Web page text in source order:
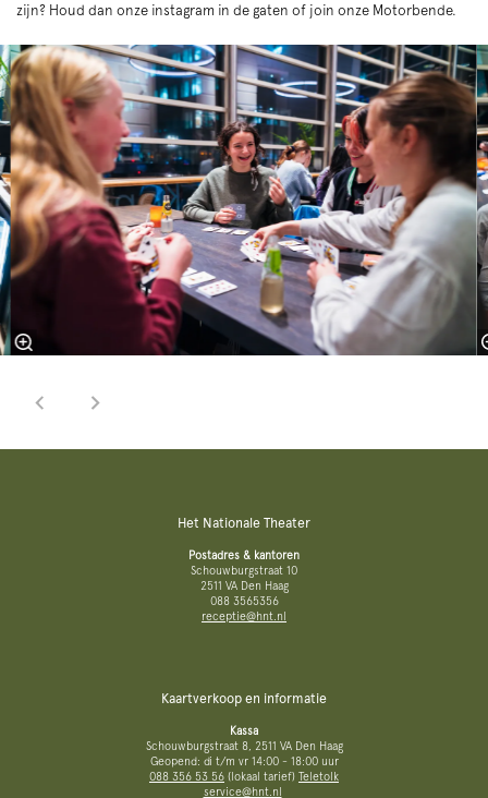
zijn? Houd dan onze instagram in de gaten of join onze Motorbende.
Overslaan
Het Nationale Theater
Postadres & kantoren
Schouwburgstraat 10
2511 VA Den Haag
088 3565356
receptie@hnt.nl
Kaartverkoop en informatie
Kassa
Schouwburgstraat 8, 2511 VA Den Haag
Geopend: di t/m vr 14:00 - 18:00 uur
088 356 53 56 (lokaal tarief) Teletolk
service@hnt.nl